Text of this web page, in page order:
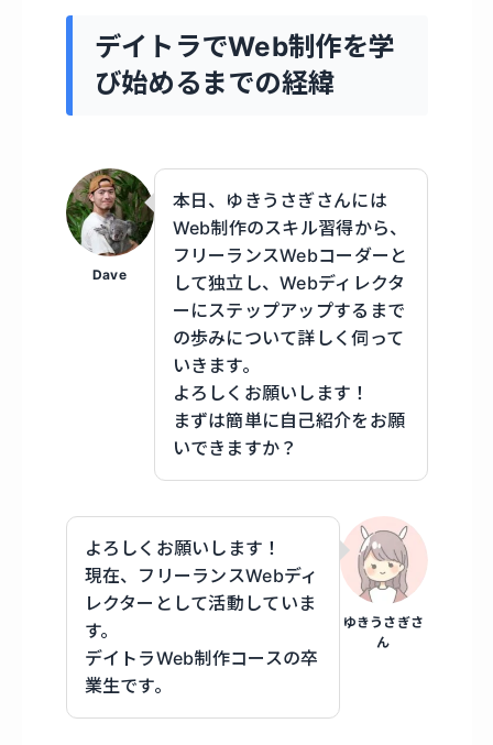
デイトラでWeb制作を学
び始めるまでの経緯
Dave
本日、ゆきうさぎさんには
Web制作のスキル習得から、
フリーランスWebコーダーと
して独立し、Webディレクタ
ーにステップアップするまで
の歩みについて詳しく伺って
いきます。
よろしくお願いします！
まずは簡単に自己紹介をお願
いできますか？
ゆきうさぎさ
ん
よろしくお願いします！
現在、フリーランスWebディ
レクターとして活動していま
す。
デイトラWeb制作コースの卒
業生です。